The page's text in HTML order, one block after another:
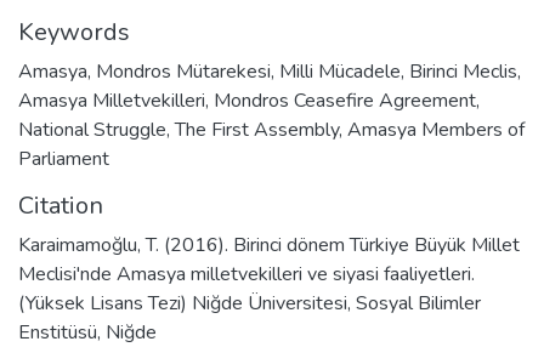
Keywords
Amasya, Mondros Mütarekesi, Milli Mücadele, Birinci Meclis,
Amasya Milletvekilleri, Mondros Ceasefire Agreement,
National Struggle,The First Assembly, Amasya Members of
Parliament
Citation
Karaimamoğlu, T. (2016). Birinci dönem Türkiye Büyük Millet
Meclisi'nde Amasya milletvekilleri ve siyasi faaliyetleri.
(Yüksek Lisans Tezi) Niğde Üniversitesi, Sosyal Bilimler
Enstitüsü, Niğde